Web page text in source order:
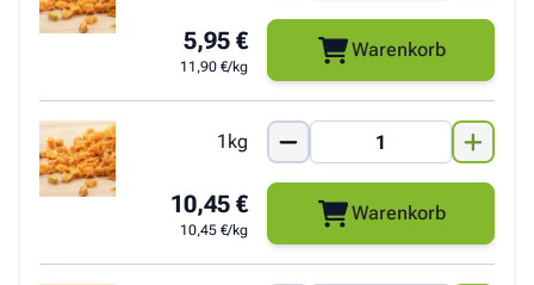
5,95 €
11,90 €/kg
Warenkorb
1kg
10,45 €
10,45 €/kg
Warenkorb